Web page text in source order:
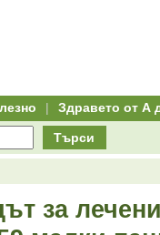
| Здравето от А
Търси
за